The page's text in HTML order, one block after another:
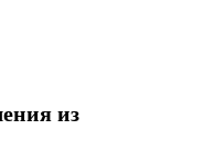
из